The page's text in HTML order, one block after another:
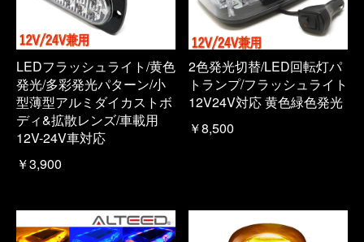
LEDフラッシュライト/黄色
発光/多彩発光パターン/小
型薄型アルミダイカストボ
ディ&拡散レンズ/車載用
12V-24V車対応
￥3,900
2色発光切替/LED回転灯パ
トランプ/フラッシュライト
12V24V対応 黄色緑色発光
￥8,500